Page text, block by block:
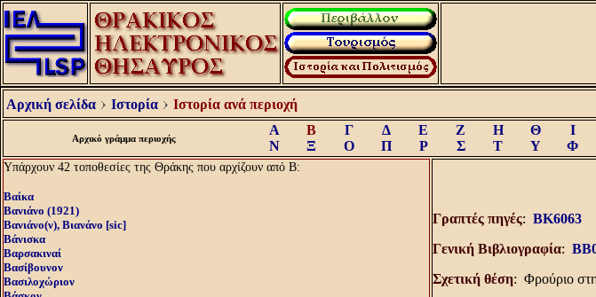
Αρχική σελίδα
Ιστορία Ιστορία ανά περιοχή
Αρχικό γράμμα περιοχής
Α Β Γ Δ Ε Ζ Η Θ Ι
Ν
Ξ Ο Π Ρ Σ Τ Υ Φ
Υπάρχουν 42 τοποθεσίες της Θράκης που αρχίζουν από Β:
Βαίκα
Βανιάνο (1921)
Βανιάνο(ν), Βιανάνο [sic]
Βάνισκα
Βαρσακιναί
Βασίβουνον
Βασιλοχώριον
Γραπτές πηγές: BK6063
Γενική Bιβλιογραφία:
Σχετική θέση: Φρούριο